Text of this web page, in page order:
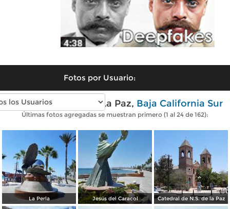
Fotos por Usuario:
Fotos modernas de La Paz, Baja California Sur
Últimas fotos agregadas se muestran primero (1 al 24 de 162):
La Perla Jesús del Caracol Catedral de N.S. de la Paz